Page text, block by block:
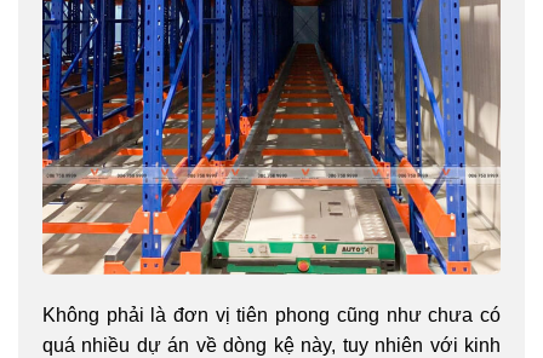
Không phải là đơn vị tiên phong cũng như chưa có
quá nhiều dự án về dòng kệ này, tuy nhiên với kinh